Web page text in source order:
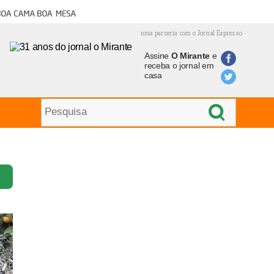
cama boa mesa
uma parceria com o Jornal Expresso
Assine O Mirantee
receba o jornal em
casa